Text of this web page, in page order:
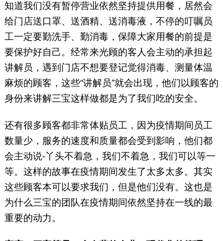
知道我们没有暂停营业依然坚持提供用餐，居然会
给门店送口罩、送酒精、送消毒液，不停的叮嘱员
工一定要勤洗手、勤消毒，保障大家用餐的前提是
要保护好自己。经常来光顾的客人会主动的承担起
讲解员，遇到门店不想要登记觉得消毒、测量体温
麻烦的顾客，这些“讲解员”就会出现，他们以顾客的
身份来讲解三宝这样做都是为了我们吃的安全。
还有很多顾客都非常体贴员工，因为疫情期间员工
数量少，服务的速度和质量都会受到影响，他们都
会主动说-丫头不着急，我们不着急，我们可以等一
等。这样的故事在疫情期间发生了太多太多。其实
这些顾客本可以要求我们，但是他们没有。这也是
为什么三宝的团队在疫情期间依然坚持在一线的最
重要的动力。